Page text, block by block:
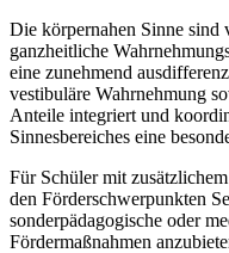
Die körpernahen Sinne sind
ganzheitliche
eine zunehmend
vestibuläre Wahrnehmung
Anteile integriert und
Sinnesbereiches eine
Für Schüler mit
den Förderschwerpunkten
sonderpädagogische oder
Fördermaßnahmen